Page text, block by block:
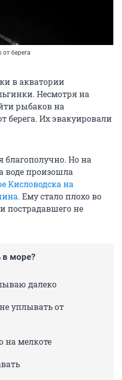
берега
в акватории
Несмотря на
рыбаков на
берега. Их эвакуировали
благополучно. Но на
воде произошла
Кисловодска на
Ему стало плохо во
пострадавшего не
в море?
далеко
уплывать от
на мелкоте